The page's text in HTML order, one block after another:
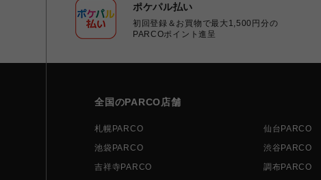
ポケパル払い
初回登録＆お買物で最大1,500円分の
PARCOポイント進呈
全国のPARCO店舗
札幌PARCO 仙台PARCO
池袋PARCO
渋谷PARCO
吉祥寺PARCO
調布PARCO